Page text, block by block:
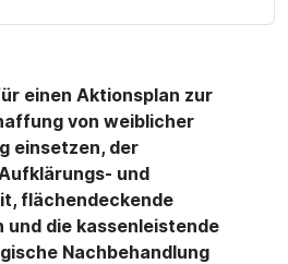
einen Aktionsplan zur
von weiblicher
einsetzen, der
und
flächendeckende
die kassenleistende
Nachbehandlung